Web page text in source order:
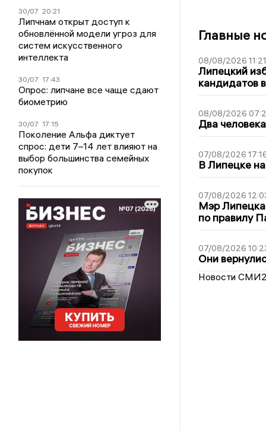
30/07 20:21
Липчнам открыт доступ к
обновлённой модели угроз для
систем искусственного
интеллекта
30/07 17:43
Опрос: липчане все чаще сдают
биометрию
30/07 17:15
Поколение Альфа диктует
спрос: дети 7–14 лет влияют на
выбор большинства семейных
покупок
Главные
08/08/2026 11:21
Липецкий
кандидатов
08/08/2026
Два
07/08/2026
В Липецке
07/08/2026
Мэр
по правилу
07/08/2026
Они
Новости СМИ2